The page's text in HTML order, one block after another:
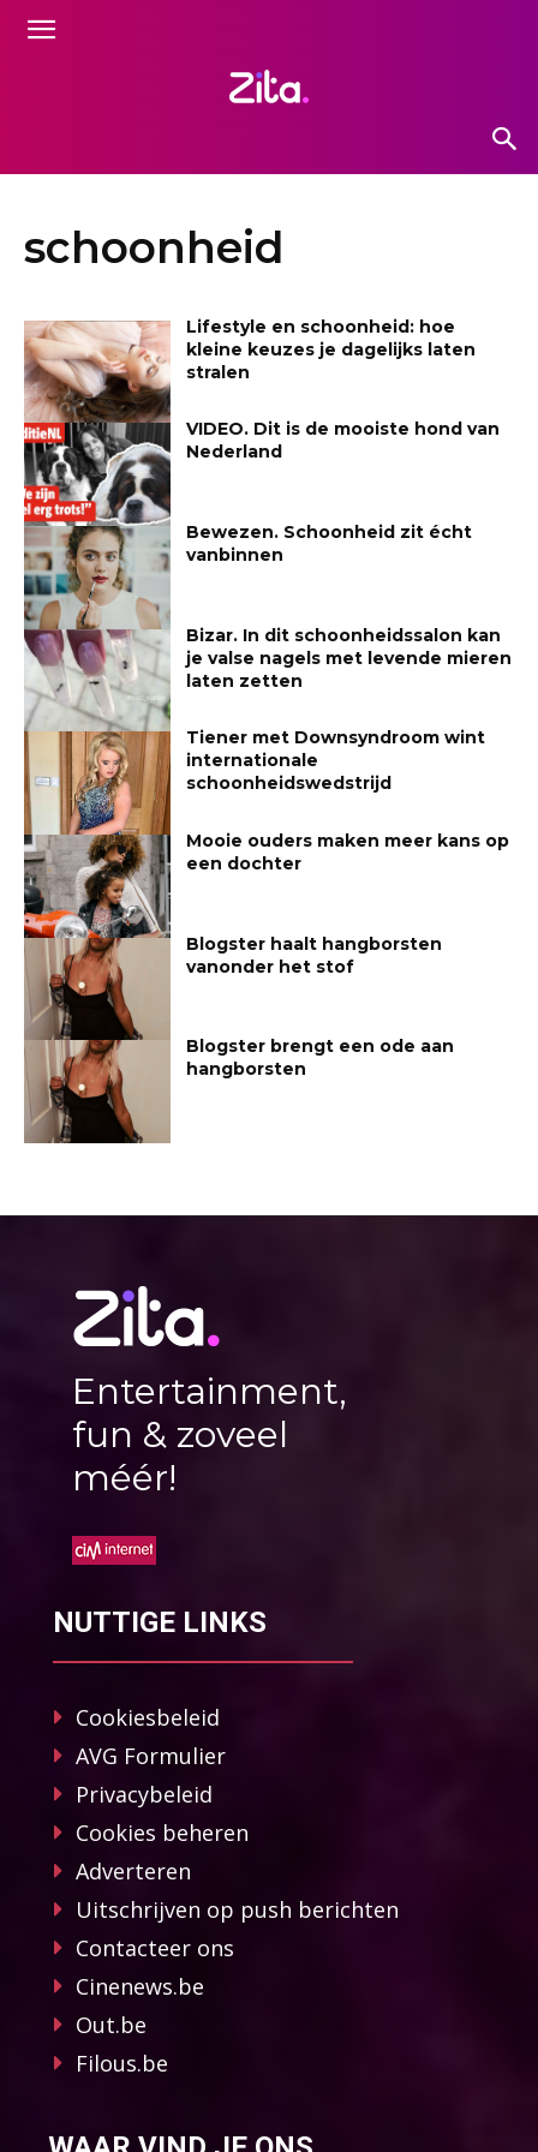
schoonheid
Lifestyle en schoonheid: hoe
kleine keuzes je dagelijks laten
stralen
VIDEO. Dit is de mooiste hond van
Nederland
Bewezen. Schoonheid zit écht
vanbinnen
Bizar. In dit schoonheidssalon kan
je valse nagels met levende mieren
laten zetten
Tiener met Downsyndroom wint
internationale
schoonheidswedstrijd
Mooie ouders maken meer kans op
een dochter
Blogster haalt hangborsten
vanonder het stof
Blogster brengt een ode aan
hangborsten
Entertainment,
fun & zoveel
méér!
NUTTIGE LINKS
Cookiesbeleid
AVG Formulier
Privacybeleid
Cookies beheren
Adverteren
Uitschrijven op push berichten
Contacteer ons
Cinenews.be
Out.be
Filous.be